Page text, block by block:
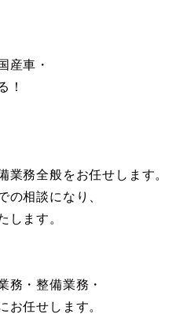
産車・
！
業務全般をお任せします。
の相談になり、
します。
務・整備業務・
お任せします。